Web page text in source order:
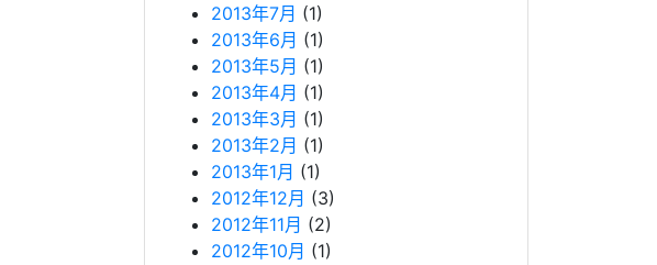
2013年7月 (1)
2013年6月 (1)
2013年5月 (1)
2013年4月 (1)
2013年3月 (1)
2013年2月 (1)
2013年1月 (1)
2012年12月 (3)
2012年11月 (2)
2012年10月 (1)